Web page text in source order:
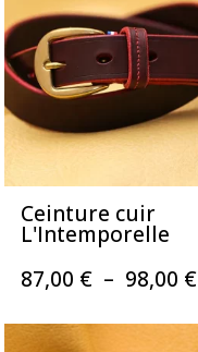
Ceinture cuir
L'Intemporelle
87,00 € – 98,00 €